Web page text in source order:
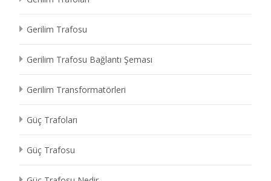
Gerilim Trafosu
Gerilim Trafosu Bağlantı Şeması
Gerilim Transformatörleri
Güç Trafoları
Güç Trafosu